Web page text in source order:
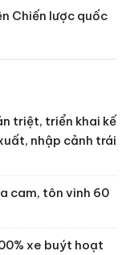
Chiến lược quốc
triệt, triển khai kế
nhập cảnh trái
cam, tôn vinh 60
xe buýt hoạt